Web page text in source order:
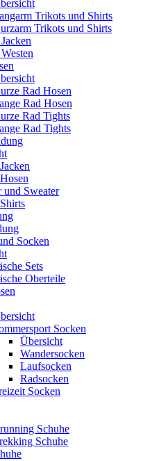
Trikots und Shirts
Trikots und Shirts
Rad Hosen
Rad Hosen
Rad Tights
Rad Tights
und Sweater
Socken
Sets
Oberteile
Socken
Übersicht
Wandersocken
Laufsocken
Radsocken
Socken
Schuhe
Schuhe